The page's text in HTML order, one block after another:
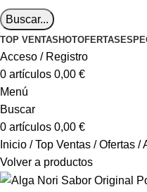
Buscar...
TOP VENTAS HOTOFERTAS
Acceso / Registro
0 artículos 0,00 €
Menú
Buscar
0 artículos 0,00 €
Inicio
Top Ventas Ofertas
Volver a productos